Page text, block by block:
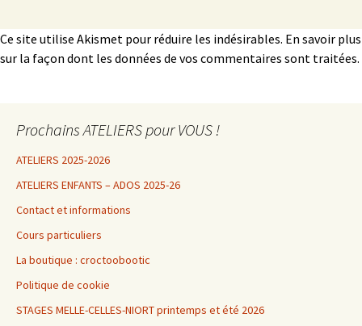
Ce site utilise Akismet pour réduire les indésirables. En savoir plus
sur la façon dont les données de vos commentaires sont traitées.
Prochains ATELIERS pour VOUS !
ATELIERS 2025-2026
ATELIERS ENFANTS – ADOS 2025-26
Contact et informations
Cours particuliers
La boutique : croctoobootic
Politique de cookie
STAGES MELLE-CELLES-NIORT printemps et été 2026